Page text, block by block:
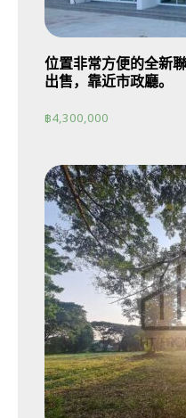
位置非常方便的全新
出售，靠近市政廳。
฿4,300,000